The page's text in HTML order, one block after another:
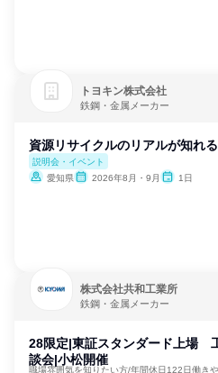
トヨキン株式会社
鉄鋼・金属メーカー
資源リサイクルのリアルが知れ
説明会・イベント
愛知県
2026年8月・9月 1日
株式会社共和工業所
鉄鋼・金属メーカー
28限定|東証スタンダード上場
談会|小松開催
職場雰囲気を知りたい方/年間休日122日働き